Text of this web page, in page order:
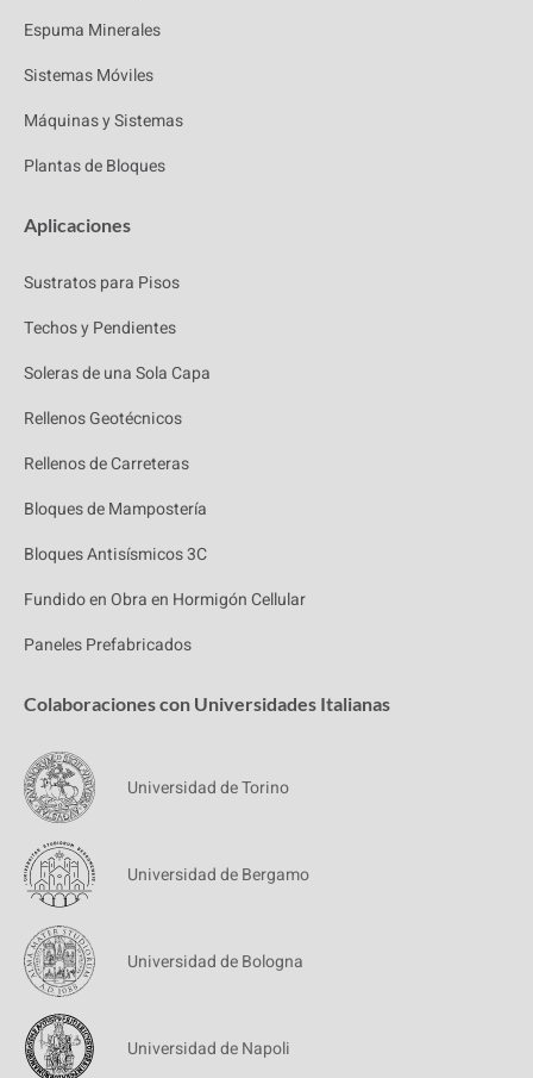
Espuma Minerales
Sistemas Móviles
Máquinas y Sistemas
Plantas de Bloques
Aplicaciones
Sustratos para Pisos
Techos y Pendientes
Soleras de una Sola Capa
Rellenos Geotécnicos
Rellenos de Carreteras
Bloques de Mampostería
Bloques Antisísmicos 3C
Fundido en Obra en Hormigón Cellular
Paneles Prefabricados
Colaboraciones con Universidades Italianas
Universidad de Torino
Universidad de Bergamo
Universidad de Bologna
Universidad de Napoli